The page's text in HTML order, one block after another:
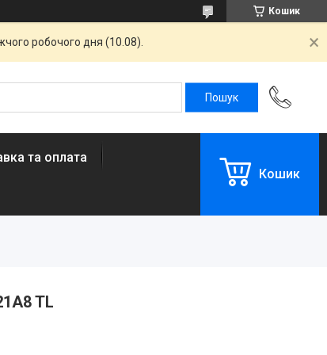
Кошик
робочого дня (10.08).
та оплата
Кошик
TL